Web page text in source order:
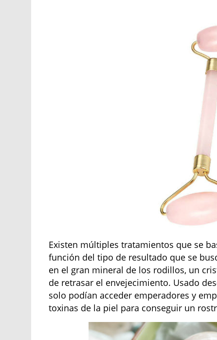
Existen múltiples tratamientos que se
función del tipo de resultado que se
en el gran mineral de los rodillos, un
de retrasar el envejecimiento. Usado
solo podían acceder emperadores y
toxinas de la piel para conseguir un